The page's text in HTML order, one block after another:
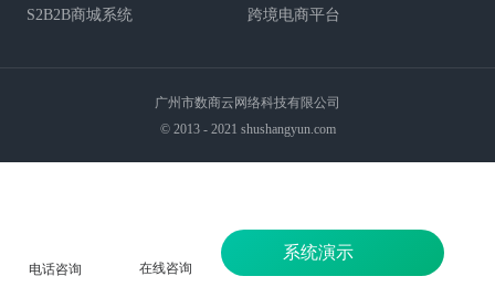
S2B2B商城系统 跨境电商平台
广州市数商云网络科技有限公司
© 2013 - 2021 shushangyun.com
电话咨询 在线咨询
系统演示